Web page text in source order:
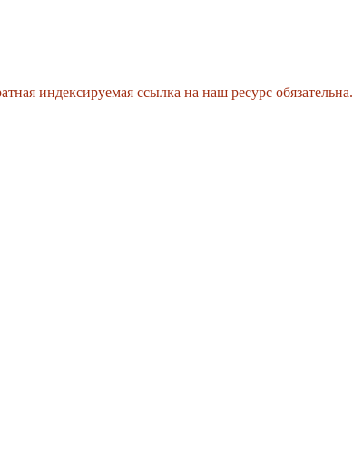
индексируемая ссылка на наш ресурс обязательна.